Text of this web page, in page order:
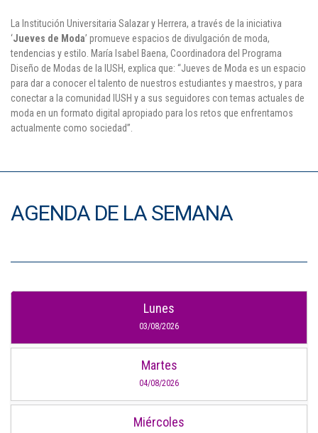
La Institución Universitaria Salazar y Herrera, a través de la iniciativa
‘Jueves de Moda’ promueve espacios de divulgación de moda,
tendencias y estilo. María Isabel Baena, Coordinadora del Programa
Diseño de Modas de la IUSH, explica que: “Jueves de Moda es un espacio
para dar a conocer el talento de nuestros estudiantes y maestros, y para
conectar a la comunidad IUSH y a sus seguidores con temas actuales de
moda en un formato digital apropiado para los retos que enfrentamos
actualmente como sociedad”.
AGENDA DE LA SEMANA
Lunes
03/08/2026
Martes
04/08/2026
Miércoles
(+57) (4) 4 600 700
Medellín - Colombia - Suramérica
Inscripciones permanentes
Denuncia de Corrupción y Sobornos